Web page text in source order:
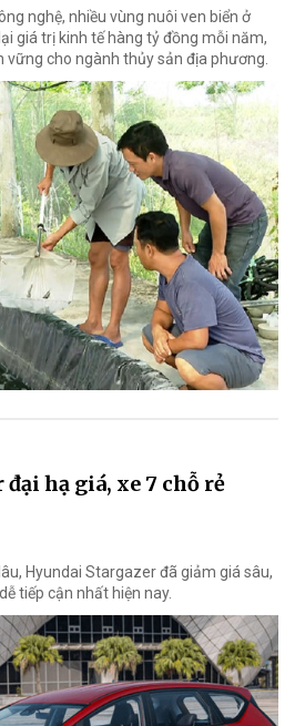
nghệ, nhiều vùng nuôi ven biển ở
giá trị kinh tế hàng tỷ đồng mỗi năm,
cho ngành thủy sản địa phương.
hạ giá, xe 7 chỗ rẻ
Hyundai Stargazer đã giảm giá sâu,
tiếp cận nhất hiện nay.